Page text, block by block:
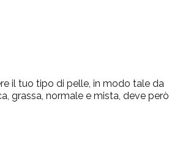
il tuo tipo di pelle, in modo tale da
grassa, normale e mista, deve però